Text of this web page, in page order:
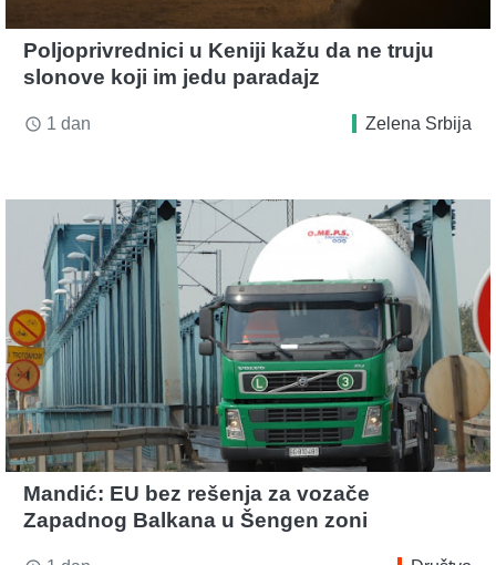
Poljoprivrednici u Keniji kažu da ne truju
slonove koji im jedu paradajz
access_time 1 dan Zelena Srbija
Mandić: EU bez rešenja za vozače
Zapadnog Balkana u Šengen zoni